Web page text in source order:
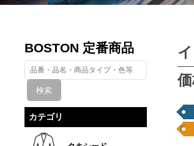
BOSTON 定番商品
カテゴリ